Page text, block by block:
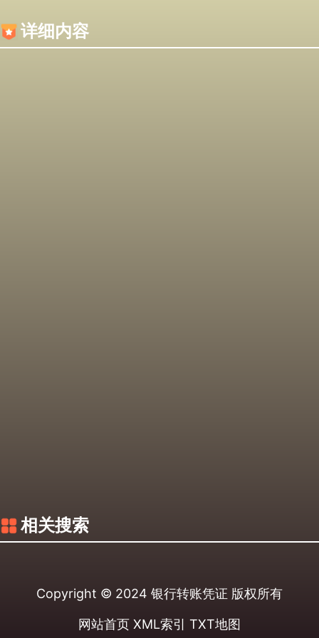
详细内容
相关搜索
Copyright © 2024 银行转账凭证 版权所有
网站首页 XML索引 TXT地图